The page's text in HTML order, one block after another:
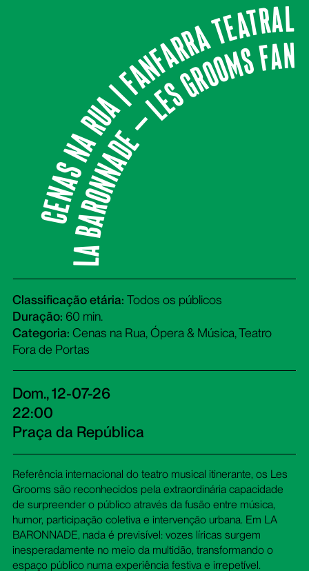
Cenas na Rua | Fanfarra Teatral
LA BARONNADE – LES
Classificação etária: Todos os públicos
Duração: 60 min.
Categoria: Cenas na Rua, Ópera & Música, Teatro
Fora de Portas
Dom., 12-07-26
22:00
Praça da República
Referência internacional do teatro musical itinerante, os Les
Grooms são reconhecidos pela extraordinária capacidade
de surpreender o público através da fusão entre música,
humor, participação coletiva e intervenção urbana. Em LA
BARONNADE, nada é previsível: vozes líricas surgem
inesperadamente no meio da multidão, transformando o
espaço público numa experiência festiva e irrepetível.